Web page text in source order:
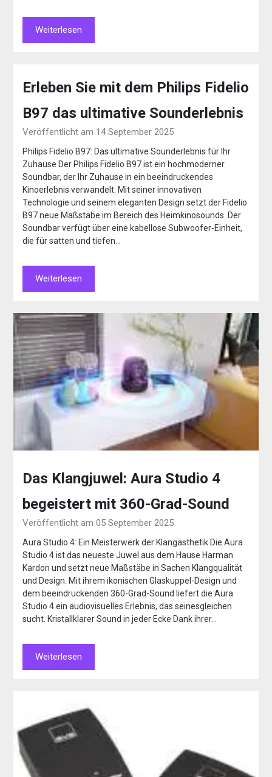
Weiterlesen
Erleben Sie mit dem Philips Fidelio
B97 das ultimative Sounderlebnis
Veröffentlicht am 14 September 2025
Philips Fidelio B97: Das ultimative Sounderlebnis für Ihr
Zuhause Der Philips Fidelio B97 ist ein hochmoderner
Soundbar, der Ihr Zuhause in ein beeindruckendes
Kinoerlebnis verwandelt. Mit seiner innovativen
Technologie und seinem eleganten Design setzt der Fidelio
B97 neue Maßstäbe im Bereich des Heimkinosounds. Der
Soundbar verfügt über eine kabellose Subwoofer-Einheit,
die für satten und tiefen…
Weiterlesen
Das Klangjuwel: Aura Studio 4
begeistert mit 360-Grad-Sound
Veröffentlicht am 05 September 2025
Aura Studio 4: Ein Meisterwerk der Klangästhetik Die Aura
Studio 4 ist das neueste Juwel aus dem Hause Harman
Kardon und setzt neue Maßstäbe in Sachen Klangqualität
und Design. Mit ihrem ikonischen Glaskuppel-Design und
dem beeindruckenden 360-Grad-Sound liefert die Aura
Studio 4 ein audiovisuelles Erlebnis, das seinesgleichen
sucht. Kristallklarer Sound in jeder Ecke Dank ihrer…
Weiterlesen